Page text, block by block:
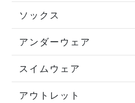
ソックス
アンダーウェア
スイムウェア
アウトレット